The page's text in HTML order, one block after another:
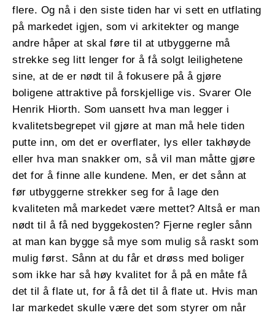
flere. Og nå i den siste tiden har vi sett en utflating
på markedet igjen, som vi arkitekter og mange
andre håper at skal føre til at utbyggerne må
strekke seg litt lenger for å få solgt leilighetene
sine, at de er nødt til å fokusere på å gjøre
boligene attraktive på forskjellige vis. Svarer Ole
Henrik Hiorth. Som uansett hva man legger i
kvalitetsbegrepet vil gjøre at man må hele tiden
putte inn, om det er overflater, lys eller takhøyde
eller hva man snakker om, så vil man måtte gjøre
det for å finne alle kundene. Men, er det sånn at
før utbyggerne strekker seg for å lage den
kvaliteten må markedet være mettet? Altså er man
nødt til å få ned byggekosten? Fjerne regler sånn
at man kan bygge så mye som mulig så raskt som
mulig først. Sånn at du får et drøss med boliger
som ikke har så høy kvalitet for å på en måte få
det til å flate ut, for å få det til å flate ut. Hvis man
lar markedet skulle være det som styrer om når